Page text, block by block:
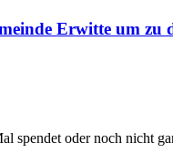
Erwitte um zu
spendet oder noch nicht